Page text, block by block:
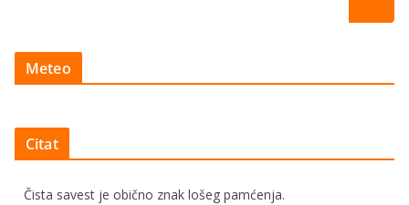
Meteo
Citat
Čista savest je obično znak lošeg pamćenja.